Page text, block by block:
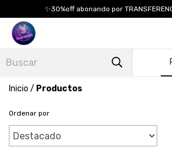
✨30%off abonando por
Inicio / Productos
Ordenar por